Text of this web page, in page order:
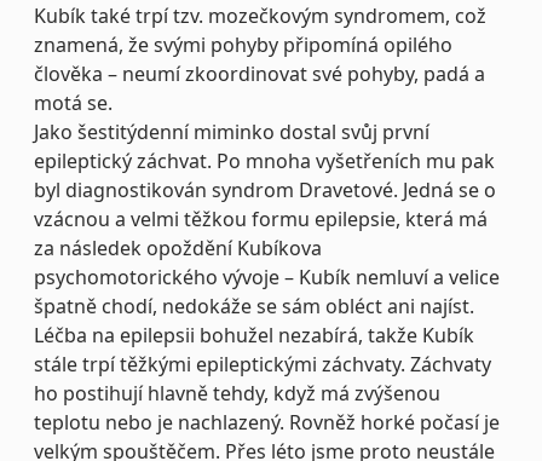
Kubík také trpí tzv. mozečkovým syndromem, což
znamená, že svými pohyby připomíná opilého
člověka – neumí zkoordinovat své pohyby, padá a
motá se.
Jako šestitýdenní miminko dostal svůj první
epileptický záchvat. Po mnoha vyšetřeních mu pak
byl diagnostikován syndrom Dravetové. Jedná se o
vzácnou a velmi těžkou formu epilepsie, která má
za následek opoždění Kubíkova
psychomotorického vývoje – Kubík nemluví a velice
špatně chodí, nedokáže se sám obléct ani najíst.
Léčba na epilepsii bohužel nezabírá, takže Kubík
stále trpí těžkými epileptickými záchvaty. Záchvaty
ho postihují hlavně tehdy, když má zvýšenou
teplotu nebo je nachlazený. Rovněž horké počasí je
velkým spouštěčem. Přes léto jsme proto neustále